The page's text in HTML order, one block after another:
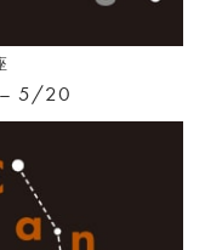
5/20